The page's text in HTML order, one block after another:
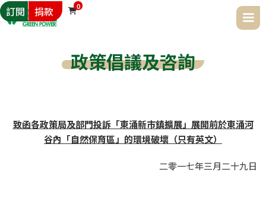
訂閱 捐款 
0
政策倡議及咨詢
致函各政策局及部門投訴「東涌新市鎮擴展」展開前於東涌河
谷內「自然保育區」的環境破壞（只有英文）
二零一七年三月二十九日